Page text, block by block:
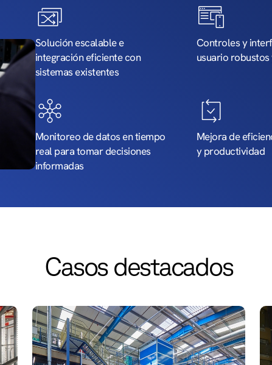
Solución escalable e
integración eficiente con
sistemas existentes
Controles y
usuario
Monitoreo de datos en tiempo
real para tomar decisiones
informadas
Mejora de
y productividad
Casos destacados